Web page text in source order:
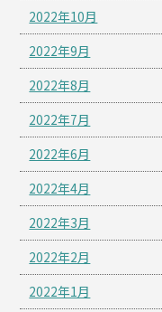
2022年10月
2022年9月
2022年8月
2022年7月
2022年6月
2022年4月
2022年3月
2022年2月
2022年1月